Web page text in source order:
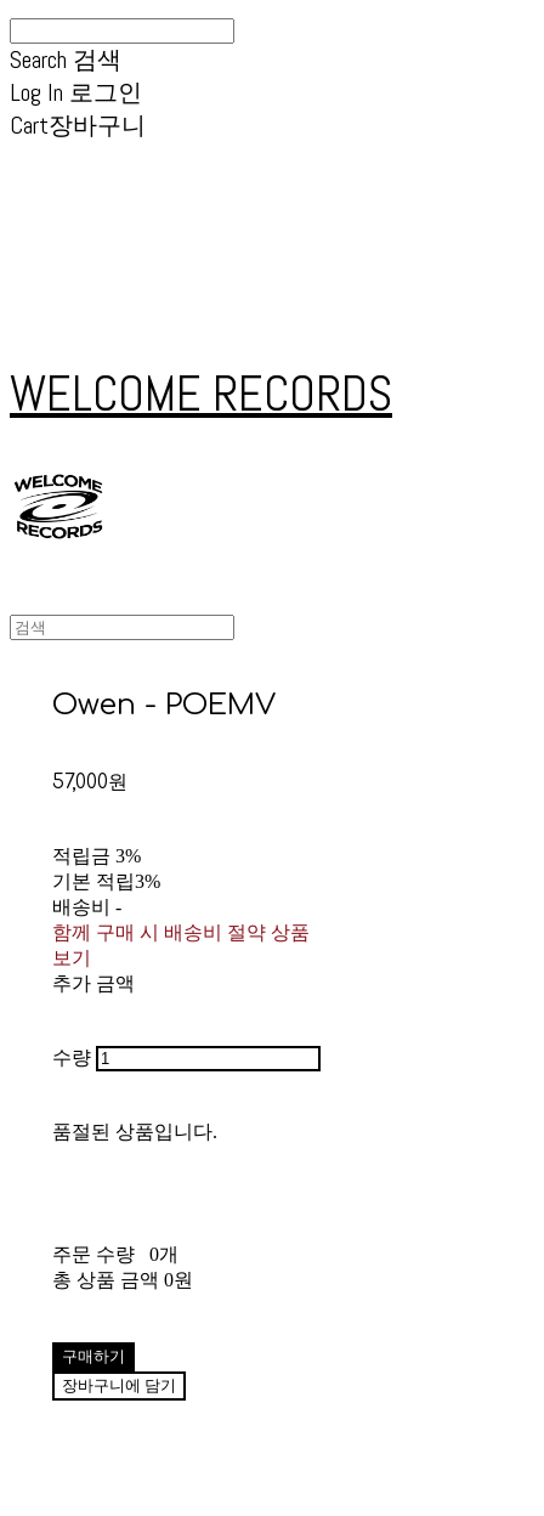
Search 검색
Log In 로그인
Cart장바구니
WELCOME RECORDS
Owen - POEMV
57,000원
적립금 3%
기본 적립3%
배송비 -
함께 구매 시 배송비 절약 상품
보기
추가 금액
수량
품절된 상품입니다.
주문 수량
0개
총 상품 금액 0원
구매하기
장바구니에 담기